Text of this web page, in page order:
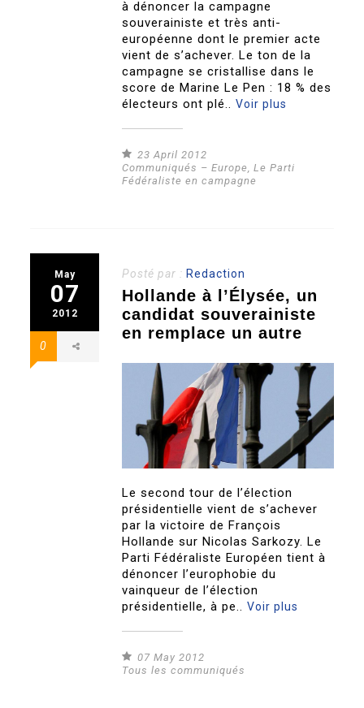
à dénoncer la campagne
souverainiste et très anti-
européenne dont le premier acte
vient de s’achever. Le ton de la
campagne se cristallise dans le
score de Marine Le Pen : 18 % des
électeurs ont plé..Voir plus
23 April 2012
Communiqués – Europe,Le Parti
Fédéraliste en campagne
May
07
2012
0
Posté par : Redaction
Hollande à l’Élysée, un
candidat souverainiste
en remplace un autre
Le second tour de l’élection
présidentielle vient de s’achever
par la victoire de François
Hollande sur Nicolas Sarkozy. Le
Parti Fédéraliste Européen tient à
dénoncer l’europhobie du
vainqueur de l’élection
présidentielle, à pe..Voir plus
07 May 2012
Tous les communiqués